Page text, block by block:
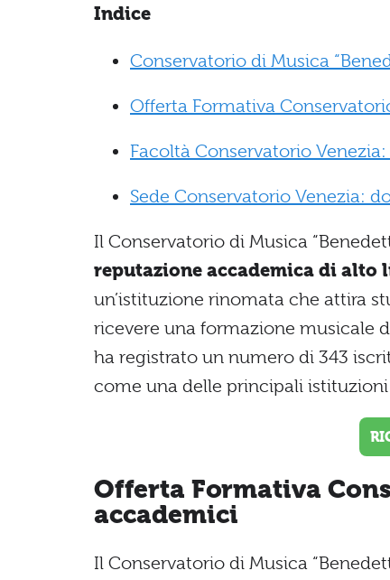
Indice
Conservatorio di Musica
Offerta Formativa
Facoltà Conservatorio
Sede Conservatorio Venezia:
Il Conservatorio di Musica
reputazione accademica di alto
un’istituzione rinomata che attira
ricevere una formazione musicale
ha registrato un numero di 343
come una delle principali
Offerta Formativa
accademici
Il Conservatorio di Musica